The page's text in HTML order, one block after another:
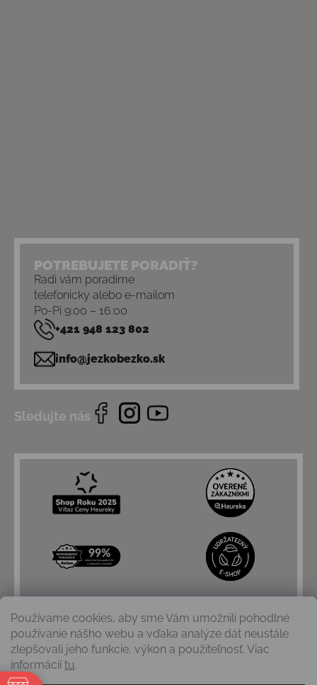
Používame cookies, aby sme Vám umožnili pohodlné
používanie nášho webu a vďaka analýze dát neustále
zlepšovali jeho funkcie, výkon a použiteľnosť. Viac
informácií tu.
POTREBUJETE PORADIŤ?
Radi vám poradíme
telefonicky alebo e-mailom
Po-Pi 9:00 – 16:00
+421 948 123 802
info@jezkobezko.sk
Sledujte nás